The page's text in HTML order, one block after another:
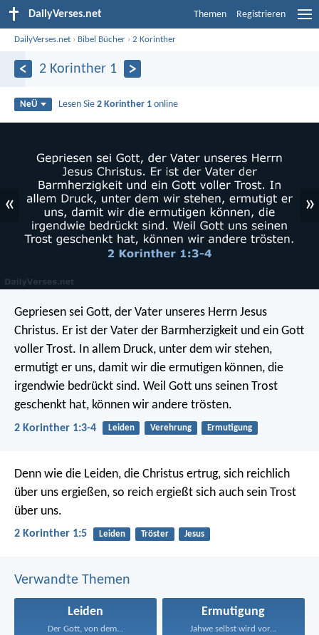
DailyVerses.net Themen Registrieren
DailyVerses.net › Bibel Bücher ›2 Korinther
2 Korinther 1
NeÜ Lesen Sie2 Korinther 1 online
« »
Gepriesen sei Gott, der Vater unseres Herrn Jesus
Christus. Er ist der Vater der Barmherzigkeit und ein Gott
voller Trost. In allem Druck, unter dem wir stehen,
ermutigt er uns, damit wir die ermutigen können, die
irgendwie bedrückt sind. Weil Gott uns seinen Trost
geschenkt hat, können wir andere trösten.
2 Korinther 1:3-4 Leiden Verehrung Ermutigung
Denn wie die Leiden, die Christus ertrug, sich reichlich
über uns ergießen, so reich ergießt sich auch sein Trost
über uns.
2 Korinther 1:5 Leiden Tröster Jesus
Verwandte Themen
Leiden
Der Gott, von dem...
Ermutigung
Jahwe selbst wird vor...